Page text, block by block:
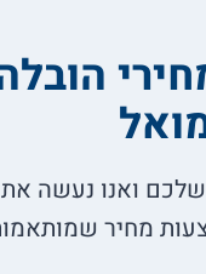
שלכם ואנו נעשה
מחיר